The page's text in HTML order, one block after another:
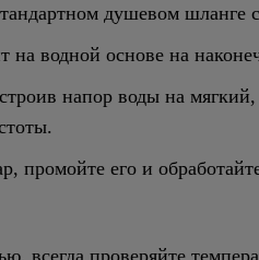
душевом шланге
водной основе на
напор воды на
промойте его и
всегда проверяйте